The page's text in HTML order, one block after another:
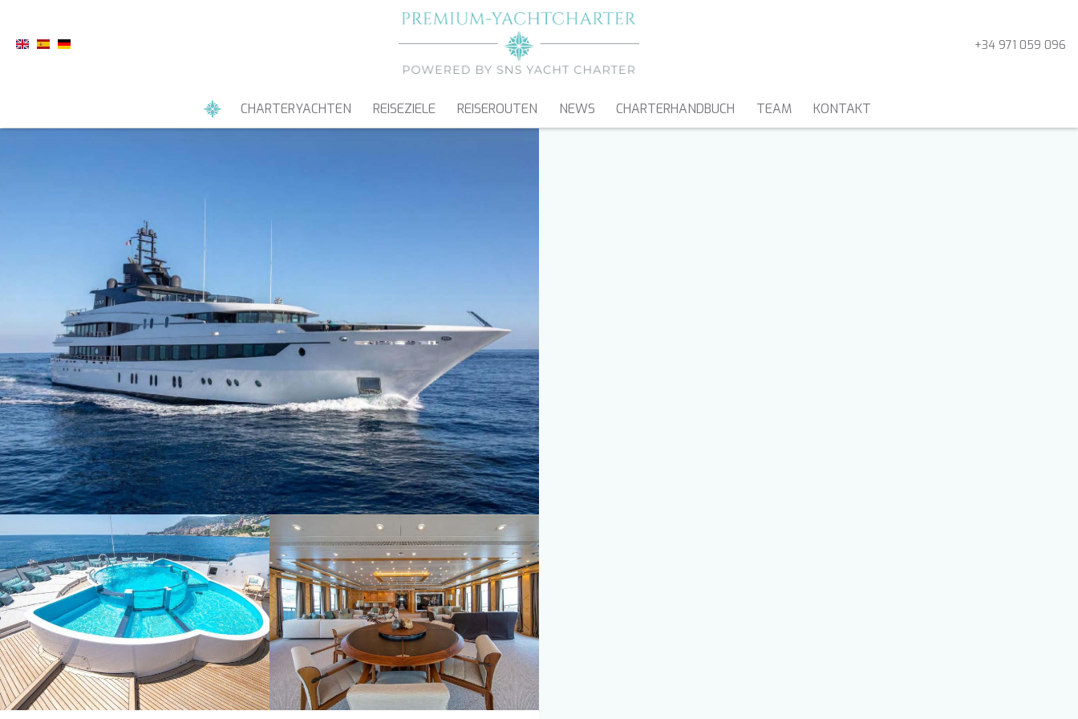
+34 971 059 096
CHARTERYACHTEN
MOTORYACHTEN SEGELYACHTEN KATAMARANE
MOTORSEGLER UND
GULETS
REISEZIELE REISEROUTEN NEWS CHARTERHANDBUCH TEAM KONTAKT
Cookies ändern
Technik und Funktional
Diese Website verwendet eigene Cookies, um Informationen zu sammeln, um unsere
Dienste zu verbessern. Wenn Sie weiter surfen, akzeptieren Sie deren Installation. Der
Benutzer hat die Möglichkeit, seinen Browser zu konfigurieren und auf Wunsch zu
verhindern, dass er auf seiner Festplatte installiert wird, obwohl er bedenken muss,
dass dies zu Schwierigkeiten beim Navigieren auf der Website führen kann.